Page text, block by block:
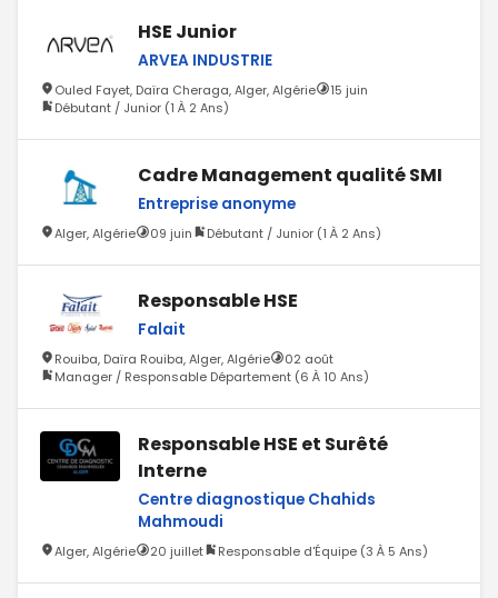
HSE Junior
ARVEA INDUSTRIE
Ouled Fayet, Daïra Cheraga, Alger, Algérie
15 juin
Débutant / Junior (1 À 2 Ans)
Cadre Management qualité SMI
Entreprise anonyme
Alger, Algérie 09 juin Débutant / Junior (1 À 2 Ans)
Responsable HSE
Falait
Rouiba, Daïra Rouiba, Alger, Algérie
02 août
Manager / Responsable Département (6 À 10 Ans)
Responsable HSE et Surêté
Interne
Centre diagnostique Chahids
Mahmoudi
Alger, Algérie 20 juillet Responsable d'Équipe (3 À 5 Ans)